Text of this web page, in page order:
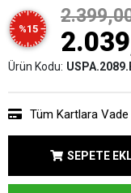
%15
Ürün Kodu:
Tüm Kartlara Vade
SEPETE